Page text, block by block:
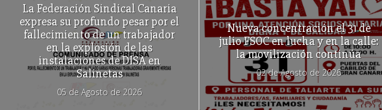
La Federación Sindical Canaria
expresa su profundo pesar por el
fallecimiento de un trabajador
en la explosión de las
instalaciones de DISA en
Salinetas
05 de Agosto de 2026
Nueva concentración el 31 de
julio FSOC en lucha y en la calle:
la movilización continúa
02 de Agosto de 2026